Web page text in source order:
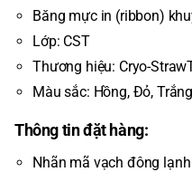
Băng mực in (ribbon)
Lớp: CST
Thương hiệu: Cryo-
Màu sắc: Hồng, Đỏ, Trắng
Thông tin đặt hàng:
Nhãn mã vạch đông